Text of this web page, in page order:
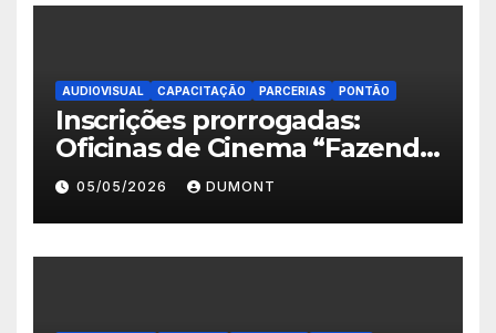
AUDIOVISUAL CAPACITAÇÃO PARCERIAS PONTÃO
Inscrições prorrogadas:
Oficinas de Cinema “Fazendo
Meu Primeiro Filme” em
Nova Iguaçu seguem abertas
até 11 de maio
05/05/2026 DUMONT